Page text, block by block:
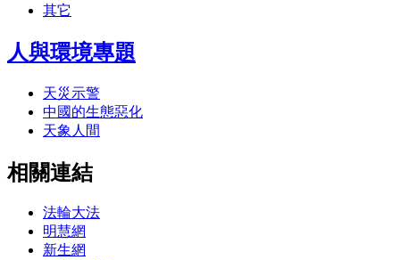
其它
人與環境專題
天災示警
中國的生態惡化
天象人間
相關連結
法輪大法
明慧網
新生網